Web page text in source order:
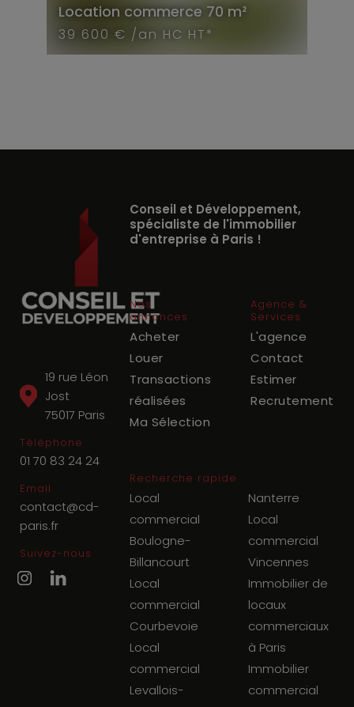
Location commerce 70 m²
39 600 € /an HC HT*
19 rue Léon
Jost
75017 Paris
Téléphone
01 70 83 24 24
Email
contact@cd-
paris.fr
Suivez-nous
Conseil et Développement,
spécialiste de l'immobilier
d'entreprise à Paris !
Nos
annonces
Acheter
Louer
Transactions
réalisées
Ma Sélection
Agence &
Services
L'agence
Contact
Estimer
Recrutement
Recherche rapide
Local
commercial
Boulogne-
Billancourt
Local
commercial
Courbevoie
Local
commercial
Levallois-
Nanterre
Local
commercial
Vincennes
Immobilier de
locaux
commerciaux
à Paris
Immobilier
commercial